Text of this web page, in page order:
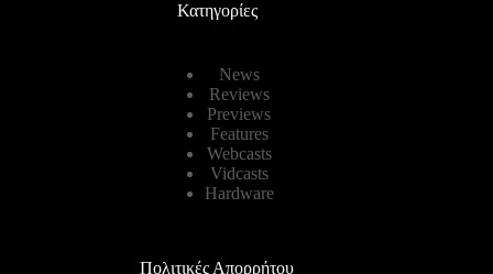
Κατηγορίες
News
Reviews
Previews
Features
Webcasts
Vidcasts
Hardware
Πολιτικές Απορρήτου